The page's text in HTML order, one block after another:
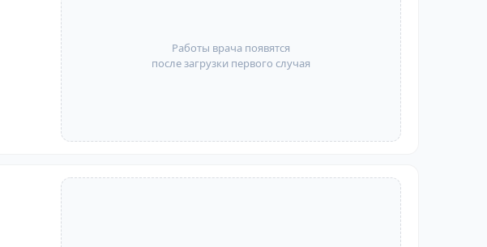
Работы врача появятся
после загрузки первого случая